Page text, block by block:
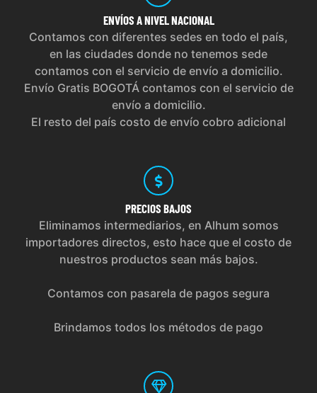
ENVÍOS A NIVEL NACIONAL
Contamos con diferentes sedes en todo el país,
en las ciudades donde no tenemos sede
contamos con el servicio de envío a domicilio.
Envío Gratis BOGOTÁ contamos con el servicio de
envío a domicilio.
El resto del país costo de envío cobro adicional
PRECIOS BAJOS
Eliminamos intermediarios, en Alhum somos
importadores directos, esto hace que el costo de
nuestros productos sean más bajos.
Contamos con pasarela de pagos segura
Brindamos todos los métodos de pago